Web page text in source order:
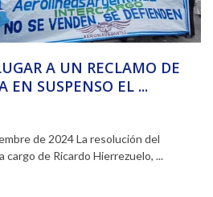
A UN RECLAMO DE
EN SUSPENSO EL ...
de 2024 La resolución del
cargo de Ricardo Hierrezuelo, ...